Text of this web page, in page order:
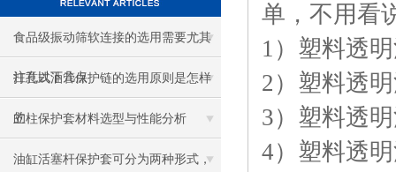
食品级振动筛软连接的选用需要尤其
注意以下几点
打孔式油管保护链的选用原则是怎样
的
立柱保护套材料选型与性能分析
油缸活塞杆保护套可分为两种形式，
单，不用看
1）塑料透明
2）塑料透
3）塑料透
4）塑料透